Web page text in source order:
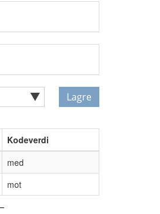
Lagre
Kodeverdi
med
mot